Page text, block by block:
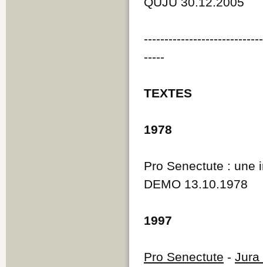
-----
TEXTES
1978
Pro Senectute : une
DEMO 13.10.1978
1997
Pro Senectute - Jura